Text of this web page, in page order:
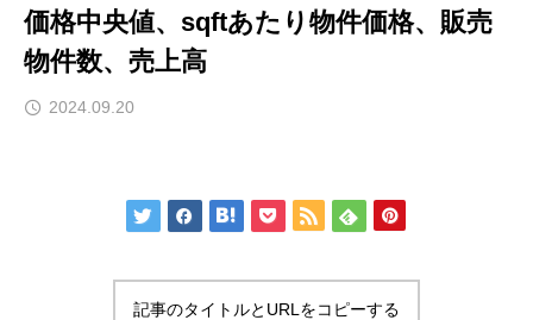
価格中央値、sqftあたり物件価格、販売
物件数、売上高
2024.09.20
記事のタイトルとURLをコピーする